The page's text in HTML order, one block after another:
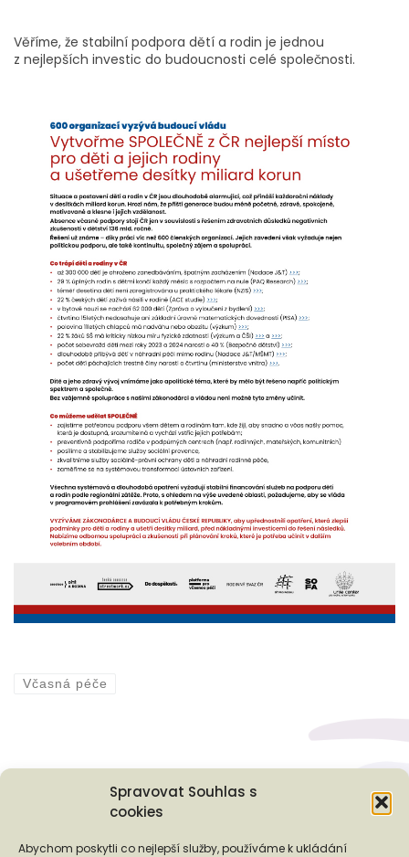
Spravovat Souhlas s
cookies
Abychom poskytli co nejlepší služby, používáme k ukládání
Věříme, že stabilní podpora dětí a rodin je jednou
z nejlepších investic do budoucnosti celé společnosti.
Včasná péče
Podporují nás...